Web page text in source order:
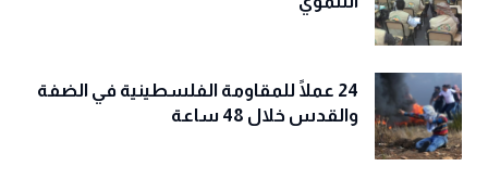
24 عملًا للمقاومة الفلسطينية في الضفة
والقدس خلال 48 ساعة